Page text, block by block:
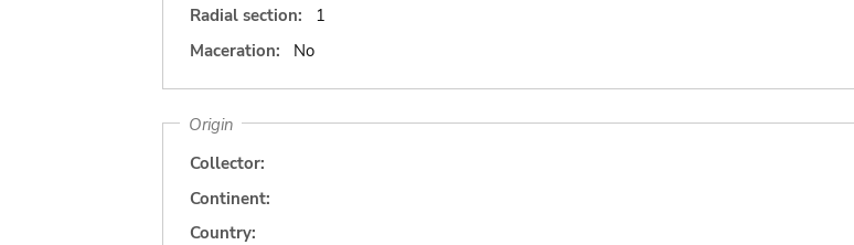
Radial section:
1
Maceration:
No
Origin
Collector:
Continent:
Country: